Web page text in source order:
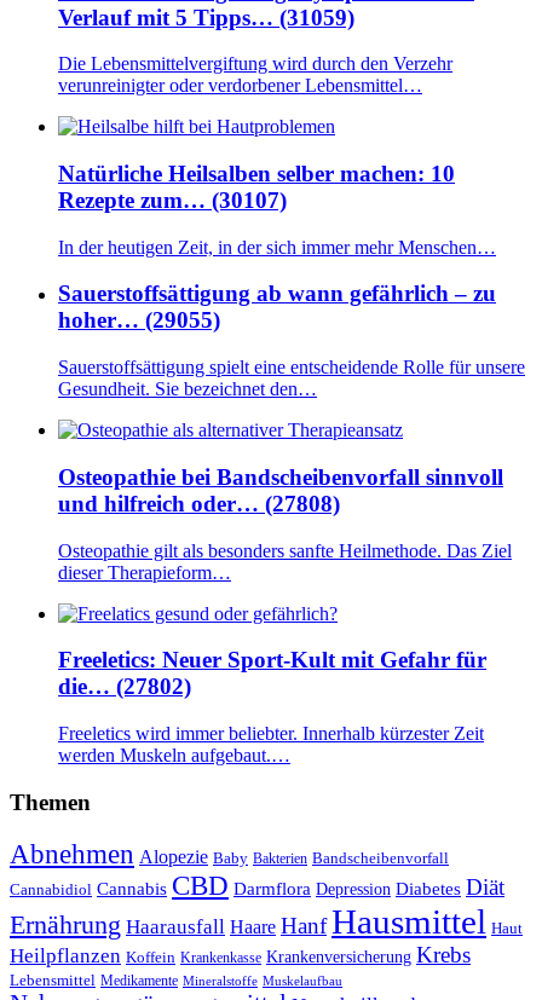
Verlauf mit 5 Tipps… (31059)
Die Lebensmittelvergiftung wird durch den Verzehr
verunreinigter oder verdorbener Lebensmittel…
Natürliche Heilsalben selber machen: 10
Rezepte zum… (30107)
In der heutigen Zeit, in der sich immer mehr Menschen…
Sauerstoffsättigung ab wann gefährlich – zu
hoher… (29055)
Sauerstoffsättigung spielt eine entscheidende Rolle für unsere
Gesundheit. Sie bezeichnet den…
Osteopathie bei Bandscheibenvorfall sinnvoll
und hilfreich oder… (27808)
Osteopathie gilt als besonders sanfte Heilmethode. Das Ziel
dieser Therapieform…
Freeletics: Neuer Sport-Kult mit Gefahr für
die… (27802)
Freeletics wird immer beliebter. Innerhalb kürzester Zeit
werden Muskeln aufgebaut.…
Themen
Abnehmen Alopezie Baby Bakterien Bandscheibenvorfall
Cannabidiol Cannabis CBD Darmflora Depression Diabetes Diät
Ernährung Haarausfall Haare HanfHausmittel Haut
Heilpflanzen Koffein Krankenkasse Krankenversicherung Krebs
Lebensmittel Medikamente Mineralstoffe Muskelaufbau